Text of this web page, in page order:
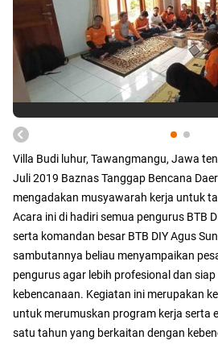
Villa Budi luhur, Tawangmangu, Jawa
Juli 2019 Baznas Tanggap Bencana
mengadakan musyawarah kerja untuk
Acara ini di hadiri semua pengurus BTB
serta komandan besar BTB DIY Agus
sambutannya beliau menyampaikan
pengurus agar lebih profesional dan
kebencanaan. Kegiatan ini merupakan
untuk merumuskan program kerja serta
satu tahun yang berkaitan dengan